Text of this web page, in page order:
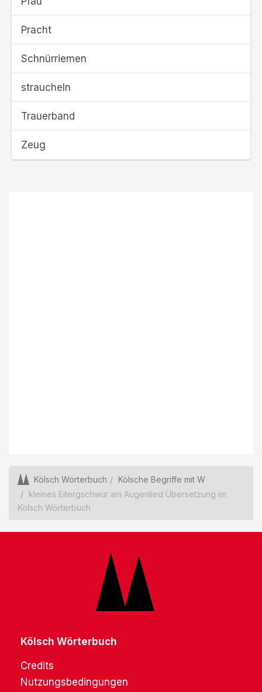
Pracht
Schnürriemen
straucheln
Trauerband
Zeug
Kölsch Wörterbuch
Kölsche Begriffe mit W
kleines Eitergschwür am Augenlied Übersetzung im
Kölsch Wörterbuch
Kölsch Wörterbuch
Credits
Nutzungsbedingungen